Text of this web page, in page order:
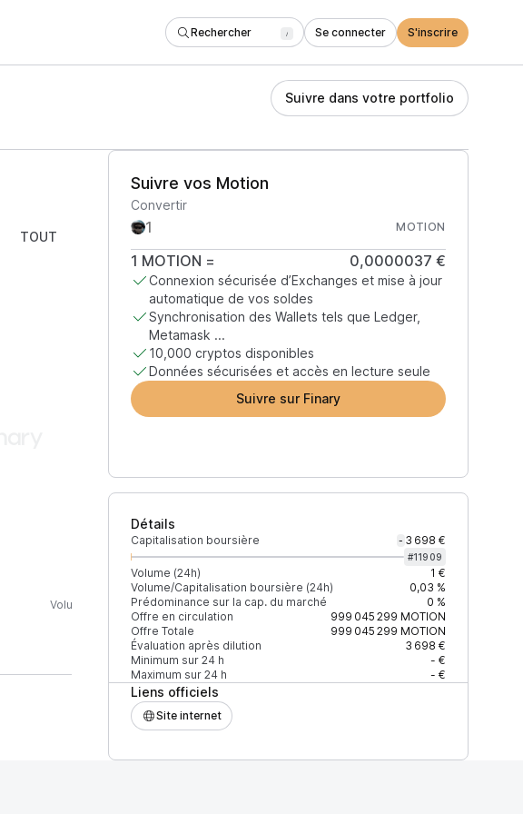
Rechercher / Se connecter S'inscrire
Suivre dans votre portfolio
TOUT
Suivre vos Motion
Convertir
MOTION
1 MOTION = 0,0000037 €
Connexion sécurisée d’Exchanges et mise à jour
automatique de vos soldes
Synchronisation des Wallets tels que Ledger,
Metamask ...
10,000 cryptos disponibles
Données sécurisées et accès en lecture seule
Suivre sur Finary
Détails
Capitalisation boursière - 3 698 €
#11909
Volume (24h)
1 €
Volume/Capitalisation boursière (24h)
0,03 %
Prédominance sur la cap. du marché
0 %
Offre en circulation
999 045 299 MOTION
Offre Totale
999 045 299 MOTION
Évaluation après dilution
3 698 €
Minimum sur 24 h
- €
Maximum sur 24 h
- €
Liens officiels
Site internet
Volume (24h) % du volume Confiance Mis à jour
100 %